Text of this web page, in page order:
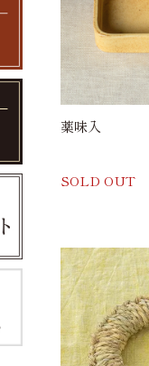
薬味入
SOLD OUT